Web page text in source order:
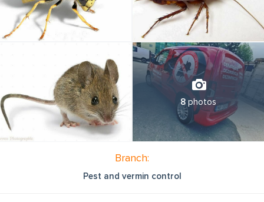
8 photos
Branch:
Pest and vermin control